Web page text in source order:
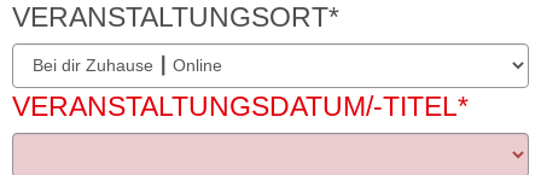
VERANSTALTUNGSORT*
VERANSTALTUNGSDATUM/-TITEL*